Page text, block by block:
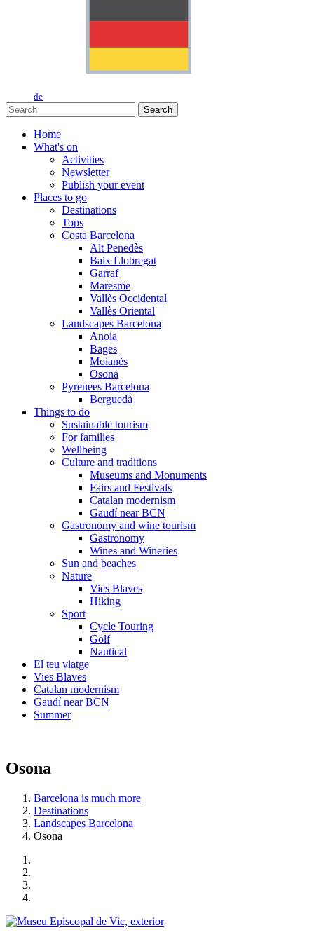
de
Search
Home
What's on
Activities
Newsletter
Publish your event
Places to go
Destinations
Tops
Costa Barcelona
Alt Penedès
Baix Llobregat
Garraf
Maresme
Vallès Occidental
Vallès Oriental
Landscapes Barcelona
Anoia
Bages
Moianès
Osona
Pyrenees Barcelona
Berguedà
Things to do
Sustainable tourism
For families
Wellbeing
Culture and traditions
Museums and Monuments
Fairs and Festivals
Catalan modernism
Gaudí near BCN
Gastronomy and wine tourism
Gastronomy
Wines and Wineries
Sun and beaches
Nature
Vies Blaves
Hiking
Sport
Cycle Touring
Golf
Nautical
El teu viatge
Vies Blaves
Catalan modernism
Gaudí near BCN
Summer
Osona
Barcelona is much more
Destinations
Landscapes Barcelona
Osona